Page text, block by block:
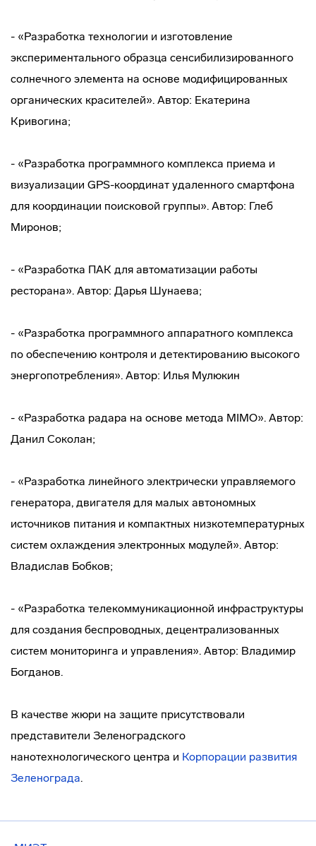
- «Разработка технологии и изготовление
экспериментального образца сенсибилизированного
солнечного элемента на основе модифицированных
органических красителей». Автор: Екатерина
Кривогина;
- «Разработка программного комплекса приема и
визуализации GPS-координат удаленного смартфона
для координации поисковой группы». Автор: Глеб
Миронов;
- «Разработка ПАК для автоматизации работы
ресторана». Автор: Дарья Шунаева;
- «Разработка программного аппаратного комплекса
по обеспечению контроля и детектированию высокого
энергопотребления». Автор: Илья Мулюкин
- «Разработка радара на основе метода MIMO». Автор:
Данил Соколан;
- «Разработка линейного электрически управляемого
генератора, двигателя для малых автономных
источников питания и компактных низкотемпературных
систем охлаждения электронных модулей». Автор:
Владислав Бобков;
- «Разработка телекоммуникационной инфраструктуры
для создания беспроводных, децентрализованных
систем мониторинга и управления». Автор: Владимир
Богданов.
В качестве жюри на защите присутствовали
представители Зеленоградского
нанотехнологического центра и Корпорации развития
Зеленограда.